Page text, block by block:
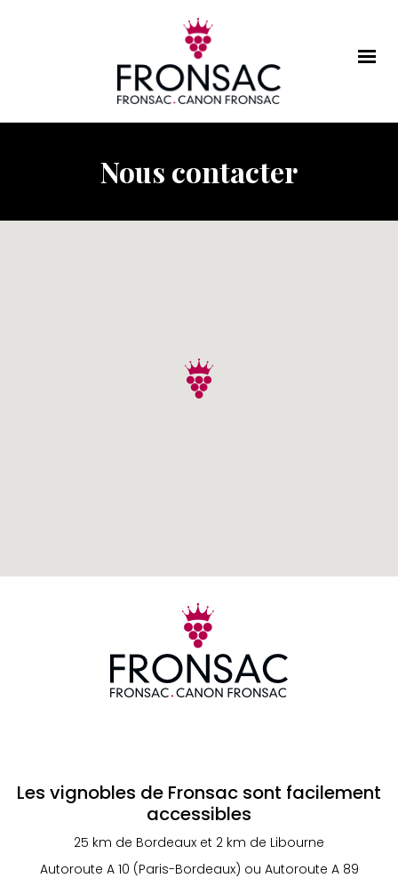
Nous contacter
Les vignobles de Fronsac sont facilement
accessibles
25 km de Bordeaux et 2 km de Libourne
Autoroute A 10 (Paris-Bordeaux) ou Autoroute A 89